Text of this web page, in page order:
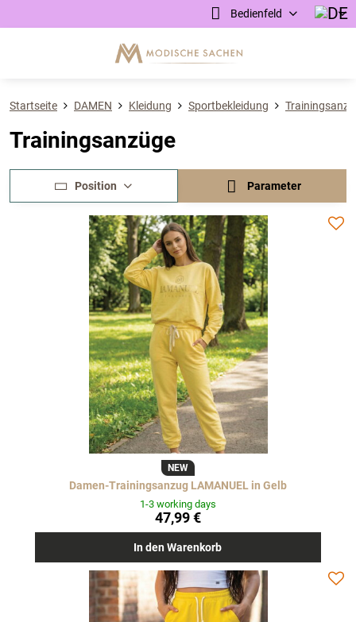
Bedienfeld
Startseite DAMEN Kleidung Sportbekleidung
Trainingsanzüge
Position Parameter
NEW
Damen-Trainingsanzug LAMANUEL in Gelb
1-3 working days
47,99 €
In den Warenkorb